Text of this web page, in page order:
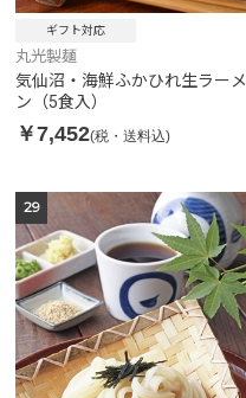
ギフト対応
丸光製麺
気仙沼・海鮮ふかひれ生ラーメ
ン（5食入）
￥7,452(税・送料込)
29